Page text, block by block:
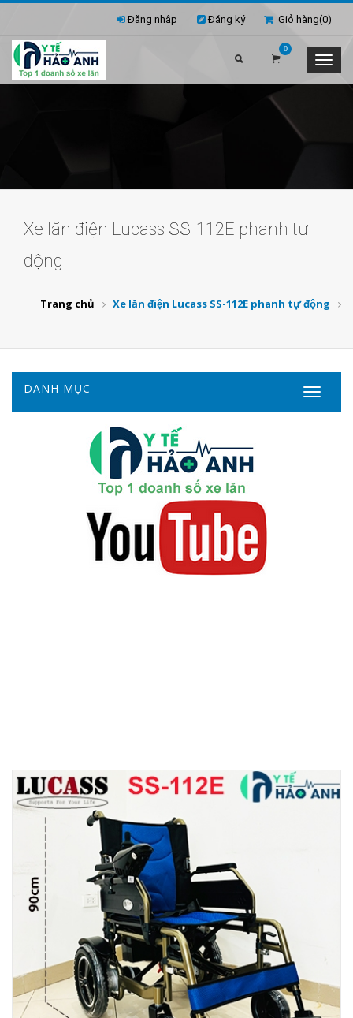
Giỏ hàng(0)
Đăng nhập Đăng ký
0
Xe lăn điện Lucass SS-112E phanh tự
động
Trang chủ Xe lăn điện Lucass SS-112E phanh tự động
DANH MỤC